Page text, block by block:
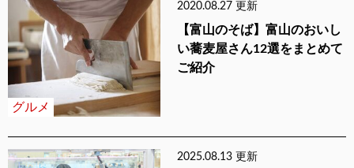
グルメ
2020.08.27 更新
【富山のそば】富山のおいし
い蕎麦屋さん12選をまとめて
ご紹介
2025.08.13 更新